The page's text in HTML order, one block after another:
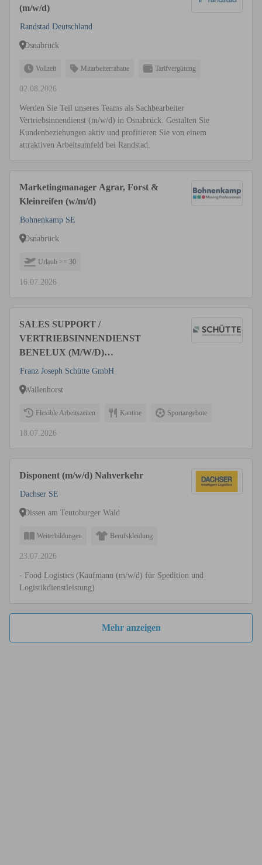
(m/w/d)
Randstad Deutschland
Osnabrück
Vollzeit Mitarbeiterrabatte Tarifvergütung
02.08.2026
Werden Sie Teil unseres Teams als Sachbearbeiter
Vertriebsinnendienst (m/w/d) in Osnabrück. Gestalten Sie
Kundenbeziehungen aktiv und profitieren Sie von einem
attraktiven Arbeitsumfeld bei Randstad.
Marketingmanager Agrar, Forst &
Kleinreifen (w/m/d)
Bohnenkamp SE
Osnabrück
Urlaub >= 30
16.07.2026
SALES SUPPORT /
VERTRIEBSINNENDIENST
BENELUX (M/W/D)
(NIEDERLÄNDISCH, GERNE
Franz Joseph Schütte GmbH
Wallenhorst
Flexible Arbeitszeiten Kantine Sportangebote
18.07.2026
Disponent (m/w/d) Nahverkehr
Dachser SE
Dissen am Teutoburger Wald
Weiterbildungen Berufskleidung
23.07.2026
- Food Logistics (Kaufmann (m/w/d) für Spedition und
Logistikdienstleistung)
Mehr anzeigen